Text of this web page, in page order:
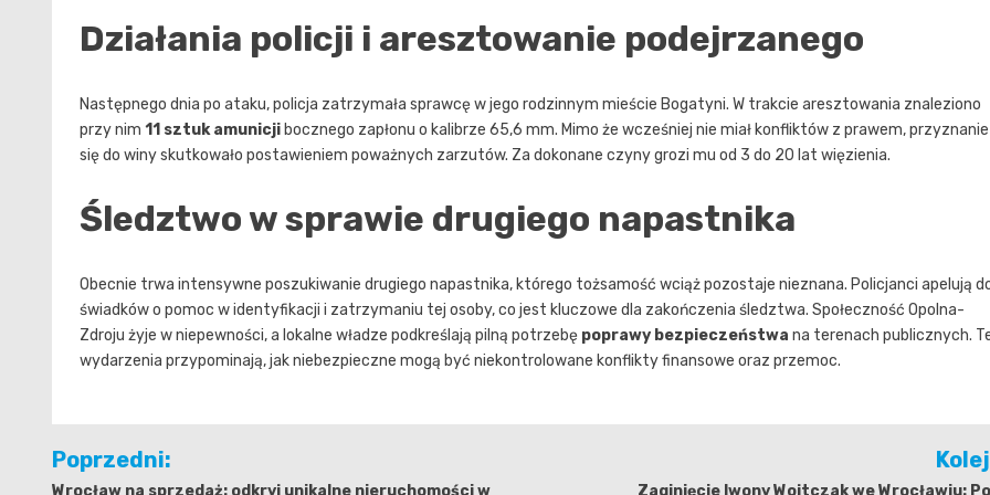
Działania policji i aresztowanie podejrzanego
Następnego dnia po ataku, policja zatrzymała sprawcę w jego rodzinnym mieście Bogatyni. W trakcie aresztowania znaleziono
przy nim 11 sztuk amunicji bocznego zapłonu o kalibrze 65,6 mm. Mimo że wcześniej nie miał konfliktów z prawem, przyznanie
się do winy skutkowało postawieniem poważnych zarzutów. Za dokonane czyny grozi mu od 3 do 20 lat więzienia.
Śledztwo w sprawie drugiego napastnika
Obecnie trwa intensywne poszukiwanie drugiego napastnika, którego tożsamość wciąż pozostaje nieznana. Policjanci apelują
świadków o pomoc w identyfikacji i zatrzymaniu tej osoby, co jest kluczowe dla zakończenia śledztwa. Społeczność Opolna-
Zdroju żyje w niepewności, a lokalne władze podkreślają pilną potrzebę poprawy bezpieczeństwa na terenach publicznych.
wydarzenia przypominają, jak niebezpieczne mogą być niekontrolowane konflikty finansowe oraz przemoc.
Nawigacja
Poprzedni:
Wrocław na sprzedaż: odkryj unikalne nieruchomości w Zaginięcie Iwony Wojtczak we Wrocławiu: